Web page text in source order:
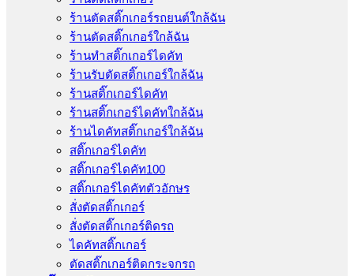
ร้านตัดสติ๊กเกอร์รถยนต์ใกล้ฉัน
ร้านตัดสติ๊กเกอร์ใกล้ฉัน
ร้านทําสติ๊กเกอร์ไดคัท
ร้านรับตัดสติ๊กเกอร์ใกล้ฉัน
ร้านสติ๊กเกอร์ไดคัท
ร้านสติ๊กเกอร์ไดคัทใกล้ฉัน
ร้านไดคัทสติ๊กเกอร์ใกล้ฉัน
สติ๊กเกอร์ไดคัท
สติ๊กเกอร์ไดคัท100
สติ๊กเกอร์ไดคัทตัวอักษร
สั่งตัดสติ๊กเกอร์
สั่งตัดสติ๊กเกอร์ติดรถ
ไดคัทสติ๊กเกอร์
ตัดสติ๊กเกอร์ติดกระจกรถ